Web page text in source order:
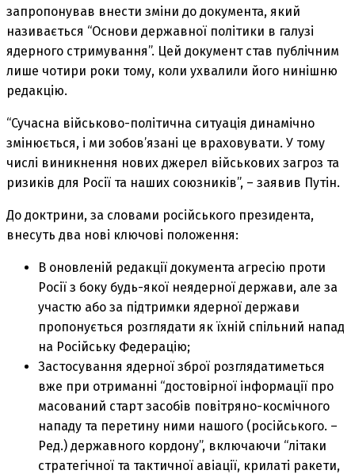
запропонував внести зміни до документа, який
називається “Основи державної політики в галузі
ядерного стримування”. Цей документ став публічним
лише чотири роки тому, коли ухвалили його нинішню
редакцію.
“Сучасна військово-політична ситуація динамічно
змінюється, і ми зобов’язані це враховувати. У тому
числі виникнення нових джерел військових загроз та
ризиків для Росії та наших союзників”, – заявив Путін.
До доктрини, за словами російського президента,
внесуть два нові ключові положення:
В оновленій редакції документа агресію проти
Росії з боку будь-якої неядерної держави, але за
участю або за підтримки ядерної держави
пропонується розглядати як їхній спільний напад
на Російську Федерацію;
Застосування ядерної зброї розглядатиметься
вже при отриманні “достовірної інформації про
масований старт засобів повітряно-космічного
нападу та перетину ними нашого (російського. –
Ред.) державного кордону”, включаючи “літаки
стратегічної та тактичної авіації, крилаті ракети,